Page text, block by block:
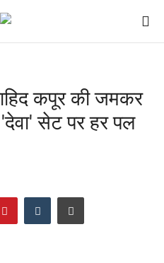
कपूर की जमकर
सेट पर हर पल